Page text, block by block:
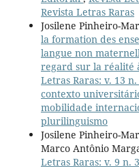
Revista Letras Raras
Josilene Pinheiro-
la formation des
langue non
regard sur la réalité
Letras Raras: v. 13
contexto
mobilidade
plurilinguismo
Josilene Pinheiro-
Marco Antônio
Letras Raras: v. 9 n.